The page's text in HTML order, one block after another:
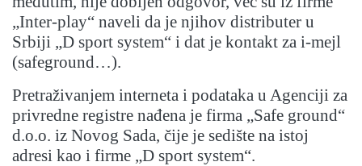
„Inter-play“ naveli da je njihov distributer u
Srbiji „D sport system“ i dat je kontakt za i-mejl
(safeground…).
Pretraživanjem interneta i podataka u Agenciji za
privredne registre nađena je firma „Safe ground“
d.o.o. iz Novog Sada, čije je sedište na istoj
adresi kao i firme „D sport system“.